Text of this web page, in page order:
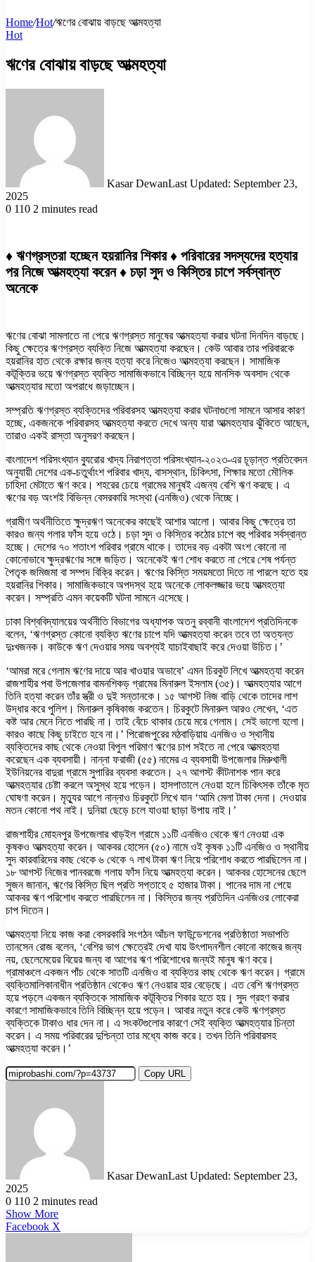
Home/Hot/ঋণের বোঝায় বাড়ছে আত্মহত্যা
Hot
ঋণের বোঝায় বাড়ছে আত্মহত্যা
Kasar DewanLast Updated: September 23,
2025
0 110 2 minutes read
♦ ঋণগ্রস্তরা হচ্ছেন হয়রানির শিকার ♦ পরিবারের সদস্যদের হত্যার
পর নিজে আত্মহত্যা করেন ♦ চড়া সুদ ও কিস্তির চাপে সর্বস্বান্ত
অনেকে
ঋণের বোঝা সামলাতে না পেরে ঋণগ্রস্ত মানুষের আত্মহত্যা করার ঘটনা দিনদিন বাড়ছে।
কিছু ক্ষেত্রে ঋণগ্রস্ত ব্যক্তি নিজে আত্মহত্যা করছেন। কেউ আবার তার পরিবারকে
হয়রানির হাত থেকে রক্ষার জন্য হত্যা করে নিজেও আত্মহত্যা করছেন। সামাজিক
কটূক্তির ভয়ে ঋণগ্রস্ত ব্যক্তি সামাজিকভাবে বিচ্ছিন্ন হয়ে মানসিক অবসাদ থেকে
আত্মহত্যার মতো অপরাধে জড়াচ্ছেন।
সম্প্রতি ঋণগ্রস্ত ব্যক্তিদের পরিবারসহ আত্মহত্যা করার ঘটনাগুলো সামনে আসার কারণ
হচ্ছে, একজনকে পরিবারসহ আত্মহত্যা করতে দেখে অন্য যারা আত্মহত্যার ঝুঁকিতে আছেন,
তারাও একই রাস্তা অনুসরণ করছেন।
বাংলাদেশ পরিসংখ্যান ব্যুরোর খাদ্য নিরাপত্তা পরিসংখ্যান-২০২৩-এর চূড়ান্ত প্রতিবেদন
অনুযায়ী দেশের এক-চতুর্থাংশ পরিবার খাদ্য, বাসস্থান, চিকিৎসা, শিক্ষার মতো মৌলিক
চাহিদা মেটাতে ঋণ করে। শহরের চেয়ে গ্রামের মানুষই এজন্য বেশি ঋণ করছে। এ
ঋণের বড় অংশই বিভিন্ন বেসরকারি সংস্থা (এনজিও) থেকে নিচ্ছে।
গ্রামীণ অর্থনীতিতে ক্ষুদ্রঋণ অনেকের কাছেই আশার আলো। আবার কিছু ক্ষেত্রে তা
কারও জন্য গলার ফাঁস হয়ে ওঠে। চড়া সুদ ও কিস্তির কঠোর চাপে বহু পরিবার সর্বস্বান্ত
হচ্ছে। দেশের ৭০ শতাংশ পরিবার গ্রামে থাকে। তাদের বড় একটা অংশ কোনো না
কোনোভাবে ক্ষুদ্রঋণের সঙ্গে জড়িত। অনেকেই ঋণ শোধ করতে না পেরে শেষ পর্যন্ত
পৈতৃক জমিজমা বা সম্পদ বিক্রি করেন। ঋণের কিস্তি সময়মতো দিতে না পারলে হতে হয়
হয়রানির শিকার। সামাজিকভাবে অপদস্থ হয়ে অনেকে লোকলজ্জার ভয়ে আত্মহত্যা
করেন। সম্প্রতি এমন কয়েকটি ঘটনা সামনে এসেছে।
ঢাকা বিশ্ববিদ্যালয়ের অর্থনীতি বিভাগের অধ্যাপক অতনু রব্বানী বাংলাদেশ প্রতিদিনকে
বলেন, ‘ঋণগ্রস্ত কোনো ব্যক্তি ঋণের চাপে যদি আত্মহত্যা করেন তবে তা অত্যন্ত
দুঃখজনক। কাউকে ঋণ দেওয়ার সময় অবশ্যই যাচাইবাছাই করে দেওয়া উচিত।’
‘আমরা মরে গেলাম ঋণের দায়ে আর খাওয়ার অভাবে’ এমন চিরকুট লিখে আত্মহত্যা করেন
রাজশাহীর পবা উপজেলার বামনশিকড় গ্রামের মিনারুল ইসলাম (৩৫)। আত্মহত্যার আগে
তিনি হত্যা করেন তাঁর স্ত্রী ও দুই সন্তানকে। ১৫ আগস্ট নিজ বাড়ি থেকে তাদের লাশ
উদ্ধার করে পুলিশ। মিনারুল কৃষিকাজ করতেন। চিরকুটে মিনারুল আরও লেখেন, ‘এত
কষ্ট আর মেনে নিতে পারছি না। তাই বেঁচে থাকার চেয়ে মরে গেলাম। সেই ভালো হলো।
কারও কাছে কিছু চাইতে হবে না।’ পিরোজপুরের মঠবাড়িয়ায় এনজিও ও স্থানীয়
ব্যক্তিদের কাছ থেকে নেওয়া বিপুল পরিমাণ ঋণের চাপ সইতে না পেরে আত্মহত্যা
করেছেন এক ব্যবসায়ী। নান্না ফরাজী (৫৫) নামের এ ব্যবসায়ী উপজেলার মিরুখালী
ইউনিয়নের বাদুরা গ্রামে সুপারির ব্যবসা করতেন। ২৭ আগস্ট কীটনাশক পান করে
আত্মহত্যার চেষ্টা করলে অসুস্থ হয়ে পড়েন। হাসপাতালে নেওয়া হলে চিকিৎসক তাঁকে মৃত
ঘোষণা করেন। মৃত্যুর আগে নান্নাও চিরকুটে লিখে যান ‘আমি মেলা টাকা দেনা। দেওয়ার
মতন কোনো পথ নাই। দুনিয়া ছেড়ে চলে যাওয়া ছাড়া উপায় নাই।’
রাজশাহীর মোহনপুর উপজেলার খাড়ইল গ্রামে ১১টি এনজিও থেকে ঋণ নেওয়া এক
কৃষকও আত্মহত্যা করেন। আকবর হোসেন (৫০) নামে ওই কৃষক ১১টি এনজিও ও স্থানীয়
সুদ কারবারিদের কাছ থেকে ৬ থেকে ৭ লাখ টাকা ঋণ নিয়ে পরিশোধ করতে পারছিলেন না।
১৮ আগস্ট নিজের পানবরজে গলায় ফাঁস নিয়ে আত্মহত্যা করেন। আকবর হোসেনের ছেলে
সুজন জানান, ঋণের কিস্তি ছিল প্রতি সপ্তাহে ৫ হাজার টাকা। পানের দাম না পেয়ে
আকবর ঋণ পরিশোধ করতে পারছিলেন না। কিস্তির জন্য প্রতিদিন এনজিওর লোকেরা
চাপ দিতেন।
আত্মহত্যা নিয়ে কাজ করা বেসরকারি সংগঠন আঁচল ফাউন্ডেশনের প্রতিষ্ঠাতা সভাপতি
তানসেন রোজ বলেন, ‘বেশির ভাগ ক্ষেত্রেই দেখা যায় উৎপাদনশীল কোনো কাজের জন্য
নয়, ছেলেমেয়ের বিয়ের জন্য বা আগের ঋণ পরিশোধের জন্যই মানুষ ঋণ করে।
গ্রামাঞ্চলে একজন পাঁচ থেকে সাতটি এনজিও বা ব্যক্তির কাছ থেকে ঋণ করেন। গ্রামে
ব্যক্তিমালিকানাধীন প্রতিষ্ঠান থেকেও ঋণ নেওয়ার হার বেড়েছে। এত বেশি ঋণগ্রস্ত
হয়ে পড়লে একজন ব্যক্তিকে সামাজিক কটূক্তির শিকার হতে হয়। সুদ গ্রহণ করার
কারণে সামাজিকভাবে তিনি বিচ্ছিন্ন হয়ে পড়েন। আবার নতুন করে কেউ ঋণগ্রস্ত
ব্যক্তিকে টাকাও ধার দেন না। এ সংকটগুলোর কারণে সেই ব্যক্তি আত্মহত্যার চিন্তা
করেন। এ সময় পরিবারের দুশ্চিন্তা তার মধ্যে কাজ করে। তখন তিনি পরিবারসহ
আত্মহত্যা করেন।’
Copy URL
Kasar DewanLast Updated: September 23,
2025
0 110 2 minutes read
Show More
Facebook X